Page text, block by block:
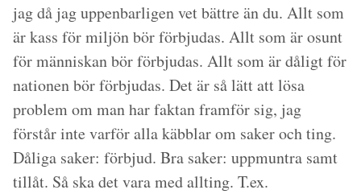
jag då jag uppenbarligen vet bättre än du. Allt som
är kass för miljön bör förbjudas. Allt som är osunt
för människan bör förbjudas. Allt som är dåligt för
nationen bör förbjudas. Det är så lätt att lösa
problem om man har faktan framför sig, jag
förstår inte varför alla käbblar om saker och ting.
Dåliga saker: förbjud. Bra saker: uppmuntra samt
tillåt. Så ska det vara med allting. T.ex.